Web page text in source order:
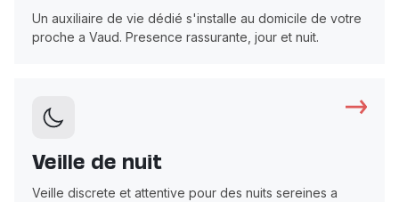
Un auxiliaire de vie dédié s'installe au domicile de votre
proche a Vaud. Presence rassurante, jour et nuit.
Veille de nuit
Veille discrete et attentive pour des nuits sereines a